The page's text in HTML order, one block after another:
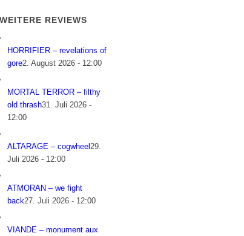
WEITERE REVIEWS
HORRIFIER – revelations of
gore2. August 2026 - 12:00
MORTAL TERROR – filthy
old thrash31. Juli 2026 -
12:00
ALTARAGE – cogwheel29.
Juli 2026 - 12:00
ATMORAN – we fight
back27. Juli 2026 - 12:00
VIANDE – monument aux